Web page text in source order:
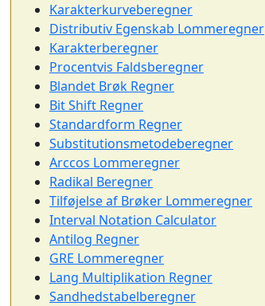
Karakterkurveberegner
Distributiv Egenskab Lommeregner
Karakterberegner
Procentvis Faldsberegner
Blandet Brøk Regner
Bit Shift Regner
Standardform Regner
Substitutionsmetodeberegner
Arccos Lommeregner
Radikal Beregner
Tilføjelse af Brøker Lommeregner
Interval Notation Calculator
Antilog Regner
GRE Lommeregner
Lang Multiplikation Regner
Sandhedstabelberegner